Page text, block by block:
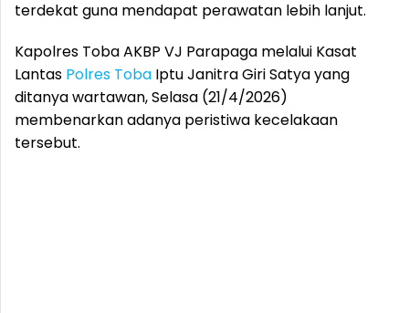
terdekat guna mendapat perawatan lebih lanjut.
Kapolres Toba AKBP VJ Parapaga melalui Kasat
Lantas Polres Toba Iptu Janitra Giri Satya yang
ditanya wartawan, Selasa (21/4/2026)
membenarkan adanya peristiwa kecelakaan
tersebut.